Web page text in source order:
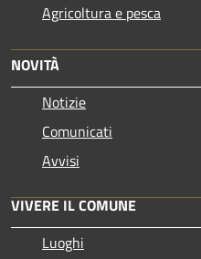
Agricoltura e pesca
NOVITÀ
Notizie
Comunicati
Avvisi
VIVERE IL COMUNE
Luoghi